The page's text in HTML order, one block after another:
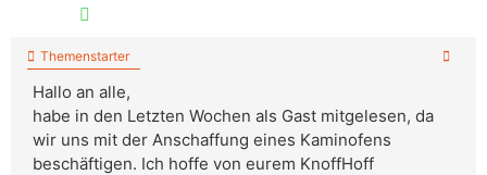
Themenstarter
Hallo an alle,
habe in den Letzten Wochen als Gast mitgelesen, da
wir uns mit der Anschaffung eines Kaminofens
beschäftigen. Ich hoffe von eurem KnoffHoff